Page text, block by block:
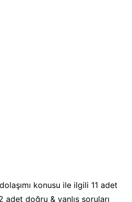
konusu ile ilgili 11 adet
doğru & yanlış soruları